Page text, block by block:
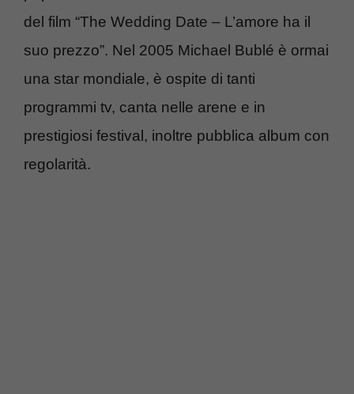
del film “The Wedding Date – L’amore ha il
suo prezzo”. Nel 2005 Michael Bublé è ormai
una star mondiale, è ospite di tanti
programmi tv, canta nelle arene e in
prestigiosi festival, inoltre pubblica album con
regolarità.